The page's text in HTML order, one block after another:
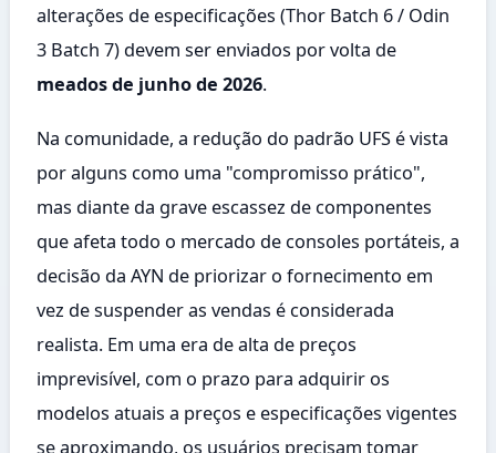
alterações de especificações (Thor Batch 6 / Odin
3 Batch 7) devem ser enviados por volta de
meados de junho de 2026.
Na comunidade, a redução do padrão UFS é vista
por alguns como uma "compromisso prático",
mas diante da grave escassez de componentes
que afeta todo o mercado de consoles portáteis, a
decisão da AYN de priorizar o fornecimento em
vez de suspender as vendas é considerada
realista. Em uma era de alta de preços
imprevisível, com o prazo para adquirir os
modelos atuais a preços e especificações vigentes
se aproximando, os usuários precisam tomar